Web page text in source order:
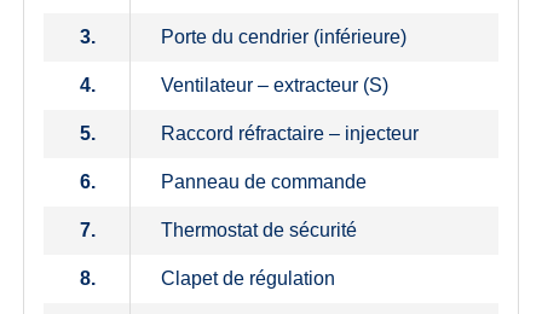
3. Porte du cendrier (inférieure)
4. Ventilateur – extracteur (S)
5. Raccord réfractaire – injecteur
6. Panneau de commande
7. Thermostat de sécurité
8. Clapet de régulation